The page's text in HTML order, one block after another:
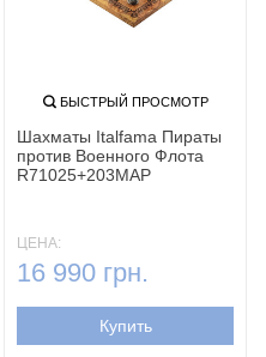
БЫСТРЫЙ ПРОСМОТР
Шахматы Italfama Пираты
против Военного Флота
R71025+203MAP
ЦЕНА:
16 990 грн.
Купить